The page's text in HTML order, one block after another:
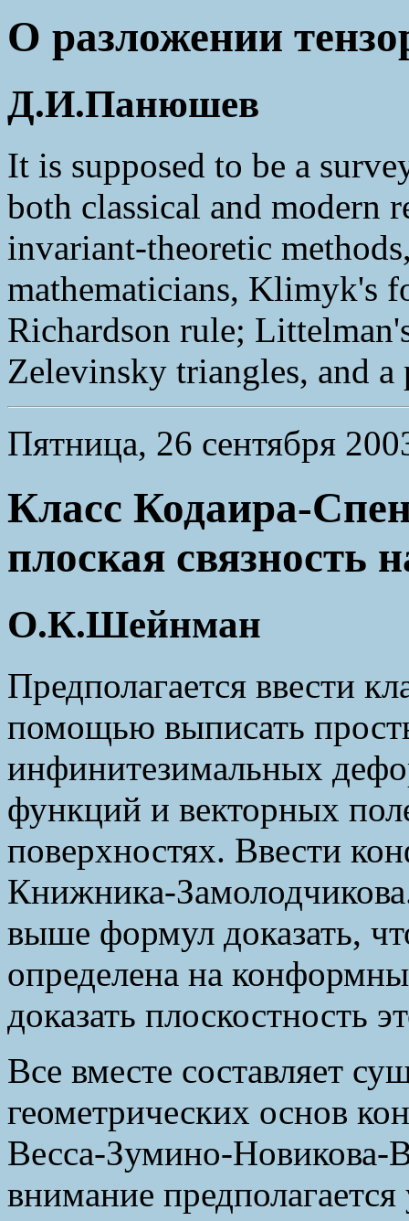
О разложении
Д.И.Панюшев
It is supposed to be a
both classical and modern
invariant-theoretic
mathematicians, Klimyk's
Richardson rule;
Zelevinsky triangles, and
Пятница, 26 сентября
Класс Кодаира-
плоская связность
О.К.Шейнман
Предполагается ввести
помощью выписать
инфинитезимальных
функций и векторных
поверхностях. Ввести
Книжника-
выше формул доказать,
определена на
доказать плоскостность
Все вместе составляет
геометрических основ
Весса-Зумино-Новикова-
внимание